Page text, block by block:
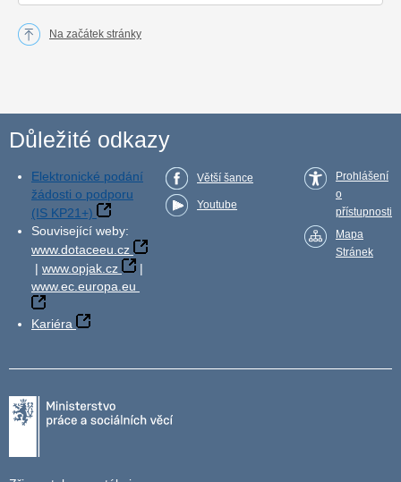
Na začátek stránky
Důležité odkazy
Elektronické podání
žádosti o podporu
(IS KP21+)
Související weby:
www.dotaceeu.cz
| www.opjak.cz
|
www.ec.europa.eu
Kariéra
Větší šance
Youtube
Prohlášení
o
přístupnosti
Mapa
Stránek